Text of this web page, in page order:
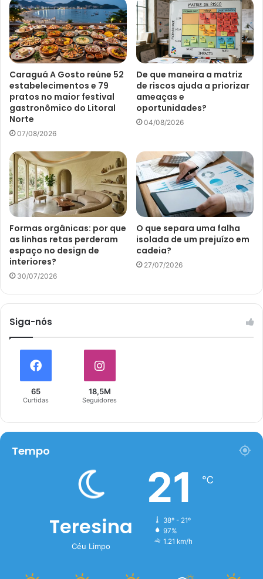
Caraguá A Gosto reúne 52
estabelecimentos e 79
pratos no maior festival
gastronômico do Litoral
Norte
07/08/2026
De que maneira a matriz
de riscos ajuda a priorizar
ameaças e
oportunidades?
04/08/2026
Formas orgânicas: por que
as linhas retas perderam
espaço no design de
interiores?
30/07/2026
O que separa uma falha
isolada de um prejuízo em
cadeia?
27/07/2026
Siga-nós
65
Curtidas
18,5M
Seguidores
Tempo
Teresina
Céu Limpo
21 ℃
38º - 21º
97%
1.21 km/h